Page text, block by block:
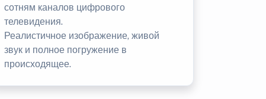
сотням каналов цифрового
телевидения.
Реалистичное изображение, живой
звук и полное погружение в
происходящее.